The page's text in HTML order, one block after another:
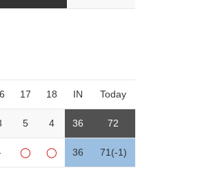
17 18 IN Today
5 4 36 72
◯ ◯ 36 71(-1)